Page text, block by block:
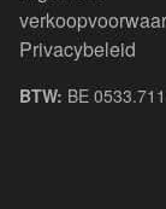
Privacybeleid
BTW: BE